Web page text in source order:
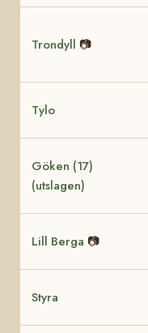
Trondyll 📷
Tylo
Göken (17)
(utslagen)
Lill Berga 📷
Styra